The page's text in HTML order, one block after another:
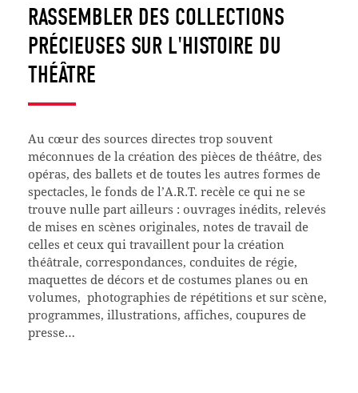
RASSEMBLER DES COLLECTIONS
PRÉCIEUSES SUR L'HISTOIRE DU
THÉÂTRE
Au cœur des sources directes trop souvent
méconnues de la création des pièces de théâtre, des
opéras, des ballets et de toutes les autres formes de
spectacles, le fonds de l’A.R.T. recèle ce qui ne se
trouve nulle part ailleurs : ouvrages inédits, relevés
de mises en scènes originales, notes de travail de
celles et ceux qui travaillent pour la création
théâtrale, correspondances, conduites de régie,
maquettes de décors et de costumes planes ou en
volumes, photographies de répétitions et sur scène,
programmes, illustrations, affiches, coupures de
presse…